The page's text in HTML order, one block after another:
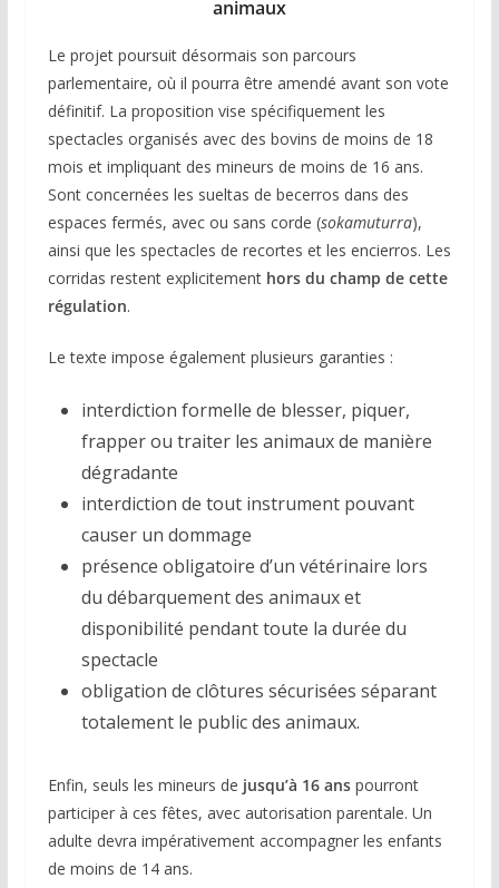
animaux
Le projet poursuit désormais son parcours
parlementaire, où il pourra être amendé avant son vote
définitif. La proposition vise spécifiquement les
spectacles organisés avec des bovins de moins de 18
mois et impliquant des mineurs de moins de 16 ans.
Sont concernées les sueltas de becerros dans des
espaces fermés, avec ou sans corde (sokamuturra),
ainsi que les spectacles de recortes et les encierros. Les
corridas restent explicitement hors du champ de cette
régulation.
Le texte impose également plusieurs garanties :
interdiction formelle de blesser, piquer,
frapper ou traiter les animaux de manière
dégradante
interdiction de tout instrument pouvant
causer un dommage
présence obligatoire d’un vétérinaire lors
du débarquement des animaux et
disponibilité pendant toute la durée du
spectacle
obligation de clôtures sécurisées séparant
totalement le public des animaux.
Enfin, seuls les mineurs de jusqu’à 16 anspourront
participer à ces fêtes, avec autorisation parentale. Un
adulte devra impérativement accompagner les enfants
de moins de 14 ans.